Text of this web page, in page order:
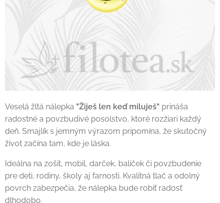
Veselá žltá nálepka "Žiješ len keď miluješ" prináša
radostné a povzbudivé posolstvo, ktoré rozžiari každý
deň. Smajlík s jemným výrazom pripomína, že skutočný
život začína tam, kde je láska.
Ideálna na zošit, mobil, darček, balíček či povzbudenie
pre deti, rodiny, školy aj farnosti. Kvalitná tlač a odolný
povrch zabezpečia, že nálepka bude robiť radosť
dlhodobo.